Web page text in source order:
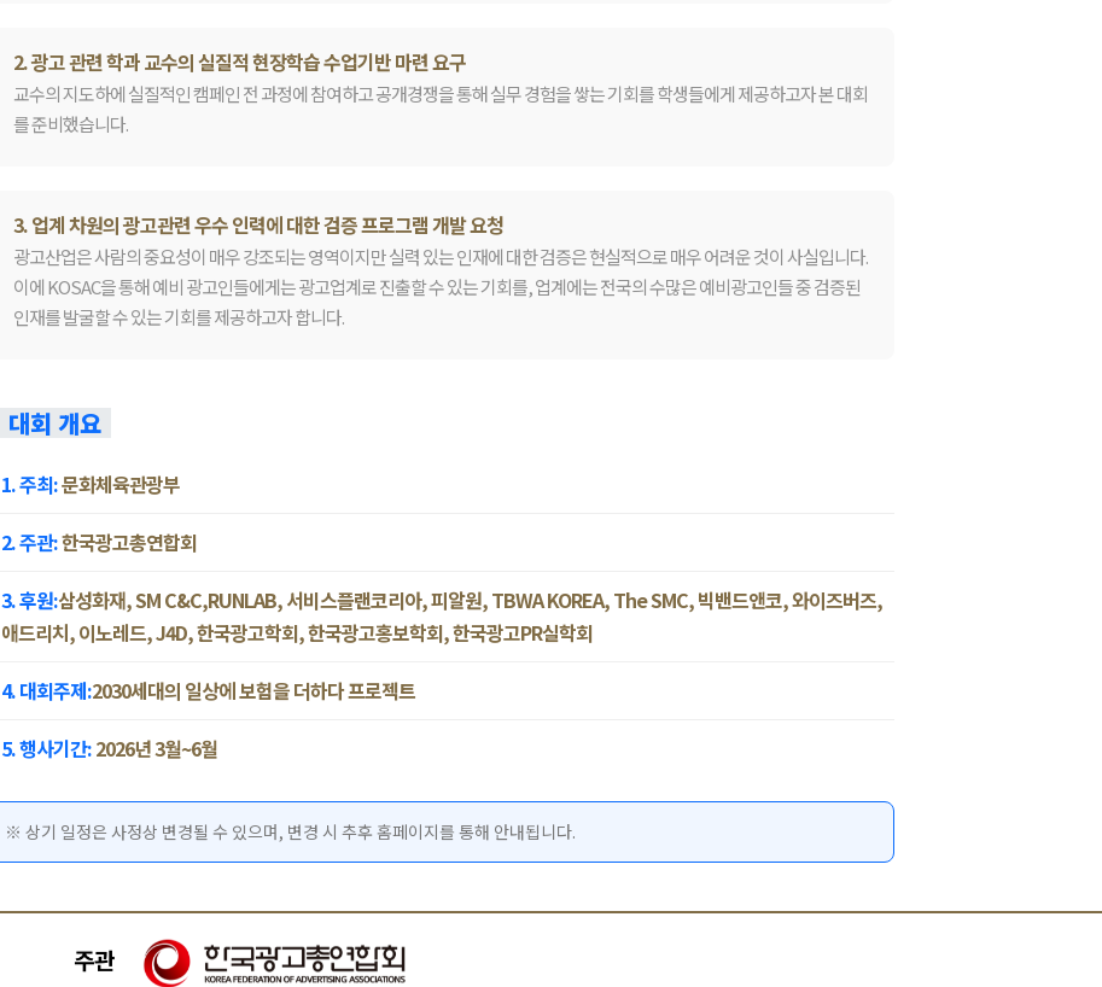
2. 광고 관련 학과 교수의 실질적 현장학습 수업기반 마련 요구
교수의 지도하에 실질적인 캠페인 전 과정에 참여하고 공개경쟁을 통해 실무 경험을 쌓는 기회를 학생들에게 제공하고자 본 대회
를 준비했습니다.
3. 업계 차원의 광고관련 우수 인력에 대한 검증 프로그램 개발 요청
광고산업은 사람의 중요성이 매우 강조되는 영역이지만 실력 있는 인재에 대한 검증은 현실적으로 매우 어려운 것이 사실입니다.
이에 KOSAC을 통해 예비 광고인들에게는 광고업계로 진출할 수 있는 기회를, 업계에는 전국의 수많은 예비광고인들 중 검증된
인재를 발굴할 수 있는 기회를 제공하고자 합니다.
대회 개요
1. 주최:문화체육관광부
2. 주관:한국광고총연합회
3. 후원:삼성화재, SM C&C,RUNLAB, 서비스플랜코리아, 피알원, TBWA KOREA, The SMC, 빅밴드앤코, 와이즈버즈,
애드리치, 이노레드, J4D, 한국광고학회, 한국광고홍보학회, 한국광고PR실학회
4. 대회주제:2030세대의 일상에 보험을 더하다 프로젝트
5. 행사기간:2026년 3월~6월
※ 상기 일정은 사정상 변경될 수 있으며, 변경 시 추후 홈페이지를 통해 안내됩니다.